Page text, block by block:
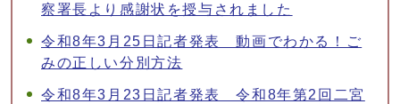
察署長より感謝状を授与されました
令和8年3月25日記者発表 動画でわかる！ご
みの正しい分別方法
令和8年3月23日記者発表 令和8年第2回二宮